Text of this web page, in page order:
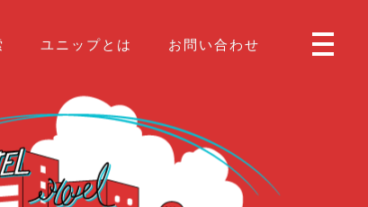
ユニップとは お問い合わせ